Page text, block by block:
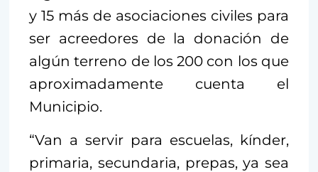
y 15 más de asociaciones civiles para
ser acreedores de la donación de
algún terreno de los 200 con los que
aproximadamente cuenta el
Municipio.
“Van a servir para escuelas, kínder,
primaria, secundaria, prepas, ya sea